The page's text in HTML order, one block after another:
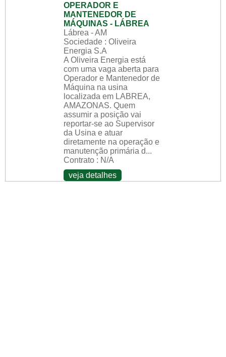
OPERADOR E
MANTENEDOR DE
MÁQUINAS - LÁBREA
Lábrea - AM
Sociedade : Oliveira
Energia S.A
A Oliveira Energia está
com uma vaga aberta para
Operador e Mantenedor de
Máquina na usina
localizada em LABREA,
AMAZONAS. Quem
assumir a posição vai
reportar-se ao Supervisor
da Usina e atuar
diretamente na operação e
manutenção primária d...
Contrato : N/A
veja detalhes